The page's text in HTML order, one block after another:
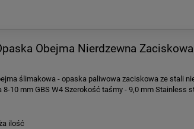
Obejma Nierdzewna
ślimakowa - opaska paliwowa zaciskowa ze stali
8-10 mm GBS W4 Szerokość taśmy - 9,0 mm Stainless
ilość